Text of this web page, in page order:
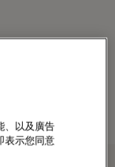
、以及廣告
表示您同意